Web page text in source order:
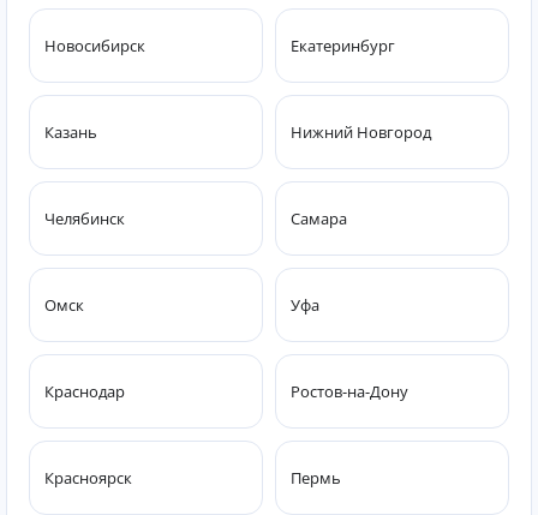
Новосибирск Екатеринбург
Казань Нижний Новгород
Челябинск Самара
Омск Уфа
Краснодар Ростов-на-Дону
Красноярск Пермь